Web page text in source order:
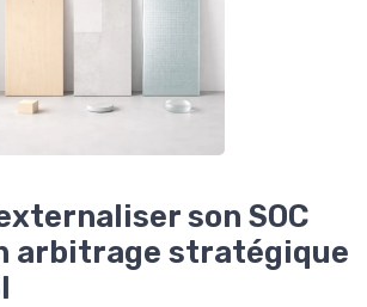
son SOC
arbitrage stratégique